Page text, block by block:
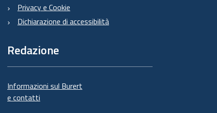
Privacy e Cookie
Dichiarazione di accessibilità
Redazione
Informazioni sul Burert
e contatti